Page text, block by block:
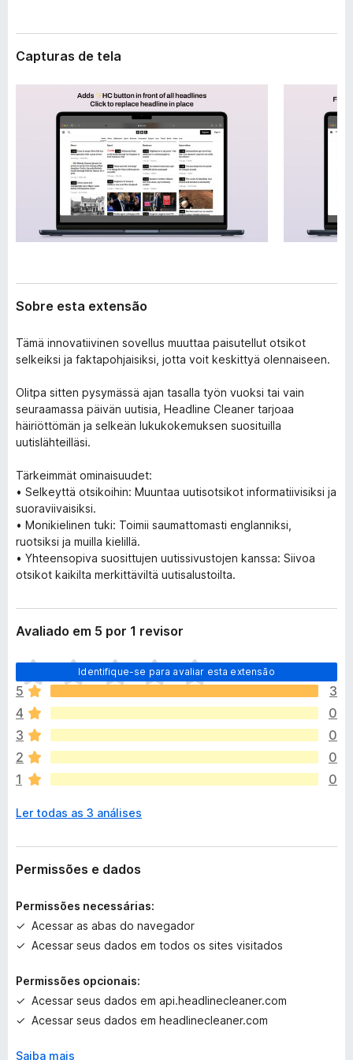
o
i
r
e
f
o
x
s
ã
Capturas de tela
Sobre esta extensão
Tämä innovatiivinen sovellus muuttaa paisutellut otsikot
selkeiksi ja faktapohjaisiksi, jotta voit keskittyä olennaiseen.
Olitpa sitten pysymässä ajan tasalla työn vuoksi tai vain
seuraamassa päivän uutisia, Headline Cleaner tarjoaa
häiriöttömän ja selkeän lukukokemuksen suosituilla
uutislähteilläsi.
Tärkeimmät ominaisuudet:
• Selkeyttä otsikoihin: Muuntaa uutisotsikot informatiivisiksi ja
suoraviivaisiksi.
• Monikielinen tuki: Toimii saumattomasti englanniksi,
ruotsiksi ja muilla kielillä.
• Yhteensopiva suosittujen uutissivustojen kanssa: Siivoa
otsikot kaikilta merkittäviltä uutisalustoilta.
Avaliado em 5 por 1 revisor
Identifique-se para avaliar esta extensão
A
i
n
d
a
n
ã
o
x
s
t
m
v
a
a
5
3
4
0
3
0
2
0
1
0
Ler todas as 3 análises
Permissões e dados
Permissões necessárias:
Acessar as abas do navegador
Acessar seus dados em todos os sites visitados
Permissões opcionais:
Acessar seus dados em api.headlinecleaner.com
Acessar seus dados em headlinecleaner.com
Saiba mais